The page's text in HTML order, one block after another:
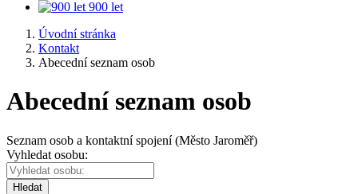
900 let
Úvodní stránka
Kontakt
Abecední seznam osob
Abecední seznam osob
Seznam osob a kontaktní spojení (Město Jaroměř)
Vyhledat osobu:
Hledat